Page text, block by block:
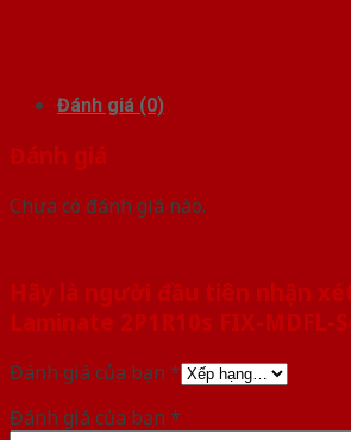
Đánh giá (0)
Đánh giá
Chưa có đánh giá nào.
Hãy là người đầu tiên nhận xét
Laminate 2P1R10s FIX-MDFL-
Đánh giá của bạn *
Đánh giá của bạn *